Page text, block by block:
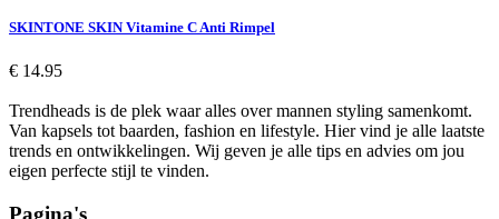
SKINTONE SKIN Vitamine C Anti Rimpel
€ 14.95
Trendheads is de plek waar alles over mannen styling samenkomt.
Van kapsels tot baarden, fashion en lifestyle. Hier vind je alle laatste
trends en ontwikkelingen. Wij geven je alle tips en advies om jou
eigen perfecte stijl te vinden.
Pagina's